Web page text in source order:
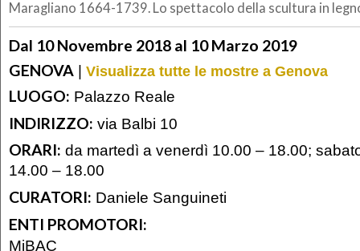
Maragliano 1664-1739. Lo spettacolo della scultura in
Dal 10 Novembre 2018 al 10 Marzo 2019
GENOVA | Visualizza tutte le mostre a Genova
LUOGO: Palazzo Reale
INDIRIZZO: via Balbi 10
ORARI: da martedì a venerdì 10.00 – 18.00;
14.00 – 18.00
CURATORI: Daniele Sanguineti
ENTI PROMOTORI:
MiBAC